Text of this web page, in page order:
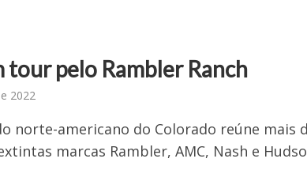
tour pelo Rambler Ranch
2022
norte-americano do Colorado reúne mais
marcas Rambler, AMC, Nash e